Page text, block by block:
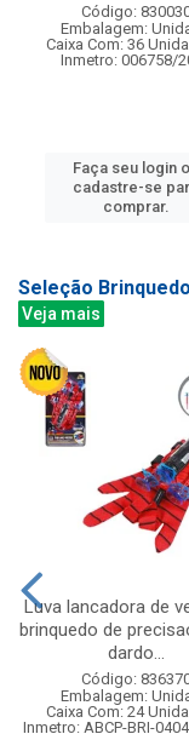
Código:
Embalagem:
Caixa Com: 36
Inmetro: 006758/
Faça seu login
cadastre-se
comprar.
Seleção
Veja mais
Luva lancadora de
brinquedo de
dardo...
Código:
Embalagem:
Caixa Com: 24
Inmetro: ABCP-BRI-